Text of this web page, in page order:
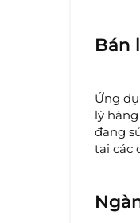
Bán
Ứng
lý
đang
tại các